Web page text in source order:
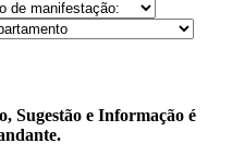
Sugestão e Informação é